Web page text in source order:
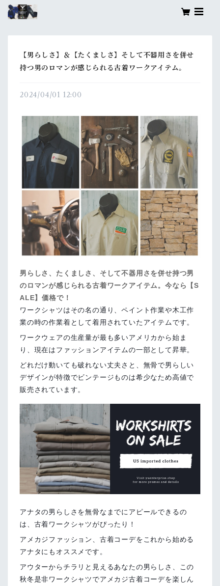
【男らしさ】＆【たくましさ】そして不器用さを併せ
持つ男のロマンが感じられる古着ワークアイテム。
2024/04/01 12:00
男らしさ、たくましさ、そして不器用さを併せ持つ男
のロマンが感じられる古着ワークアイテム。今なら【S
ALE】価格で！
ワークシャツはその名の通り、ペイント作業や木工作
業の時の作業着として着用されていたアイテムです。
ワークウェアの生産量が最も多いアメリカから始ま
り、現在はファッションアイテムの一部として昇華。
どれだけ動いても破れない丈夫さと、無骨で男らしい
デザインが特徴でビンテージものは希少なため高値で
販売されています。
アナタの男らしさを無骨なまでにアピールできるの
は、古着ワークシャツがぴったり！
アメカジファッション、古着コーデをこれから始める
アナタにもオススメです。
アウターからチラリと見えるあなたの男らしさ、この
秋冬是非ワークシャツでアメカジ古着コーデを楽しん